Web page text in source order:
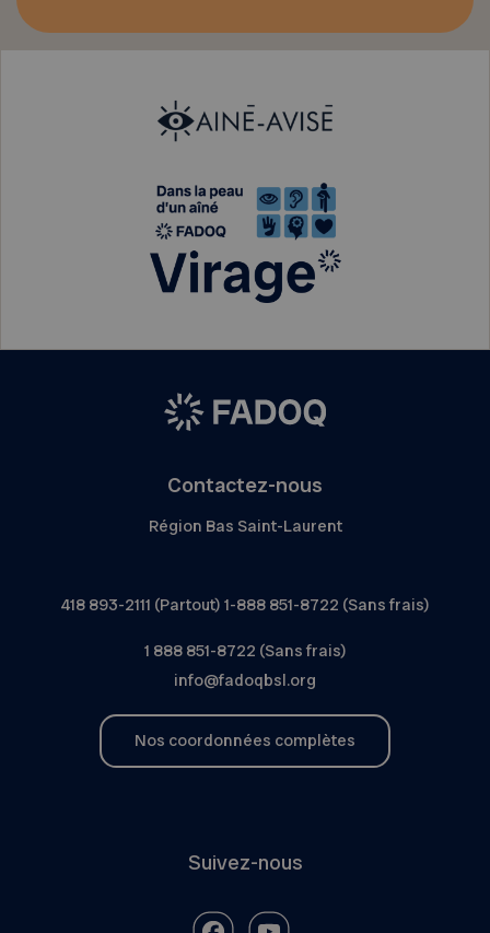
Contactez-nous
Région Bas Saint-Laurent
418 893-2111 (Partout) 1-888 851-8722 (Sans frais)
1 888 851-8722 (Sans frais)
info@fadoqbsl.org
Nos coordonnées complètes
Suivez-nous